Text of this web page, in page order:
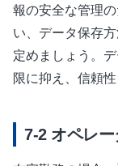
報の安全な管理
い、データ保存
定めましょう。
限に抑え、信頼
オペレー